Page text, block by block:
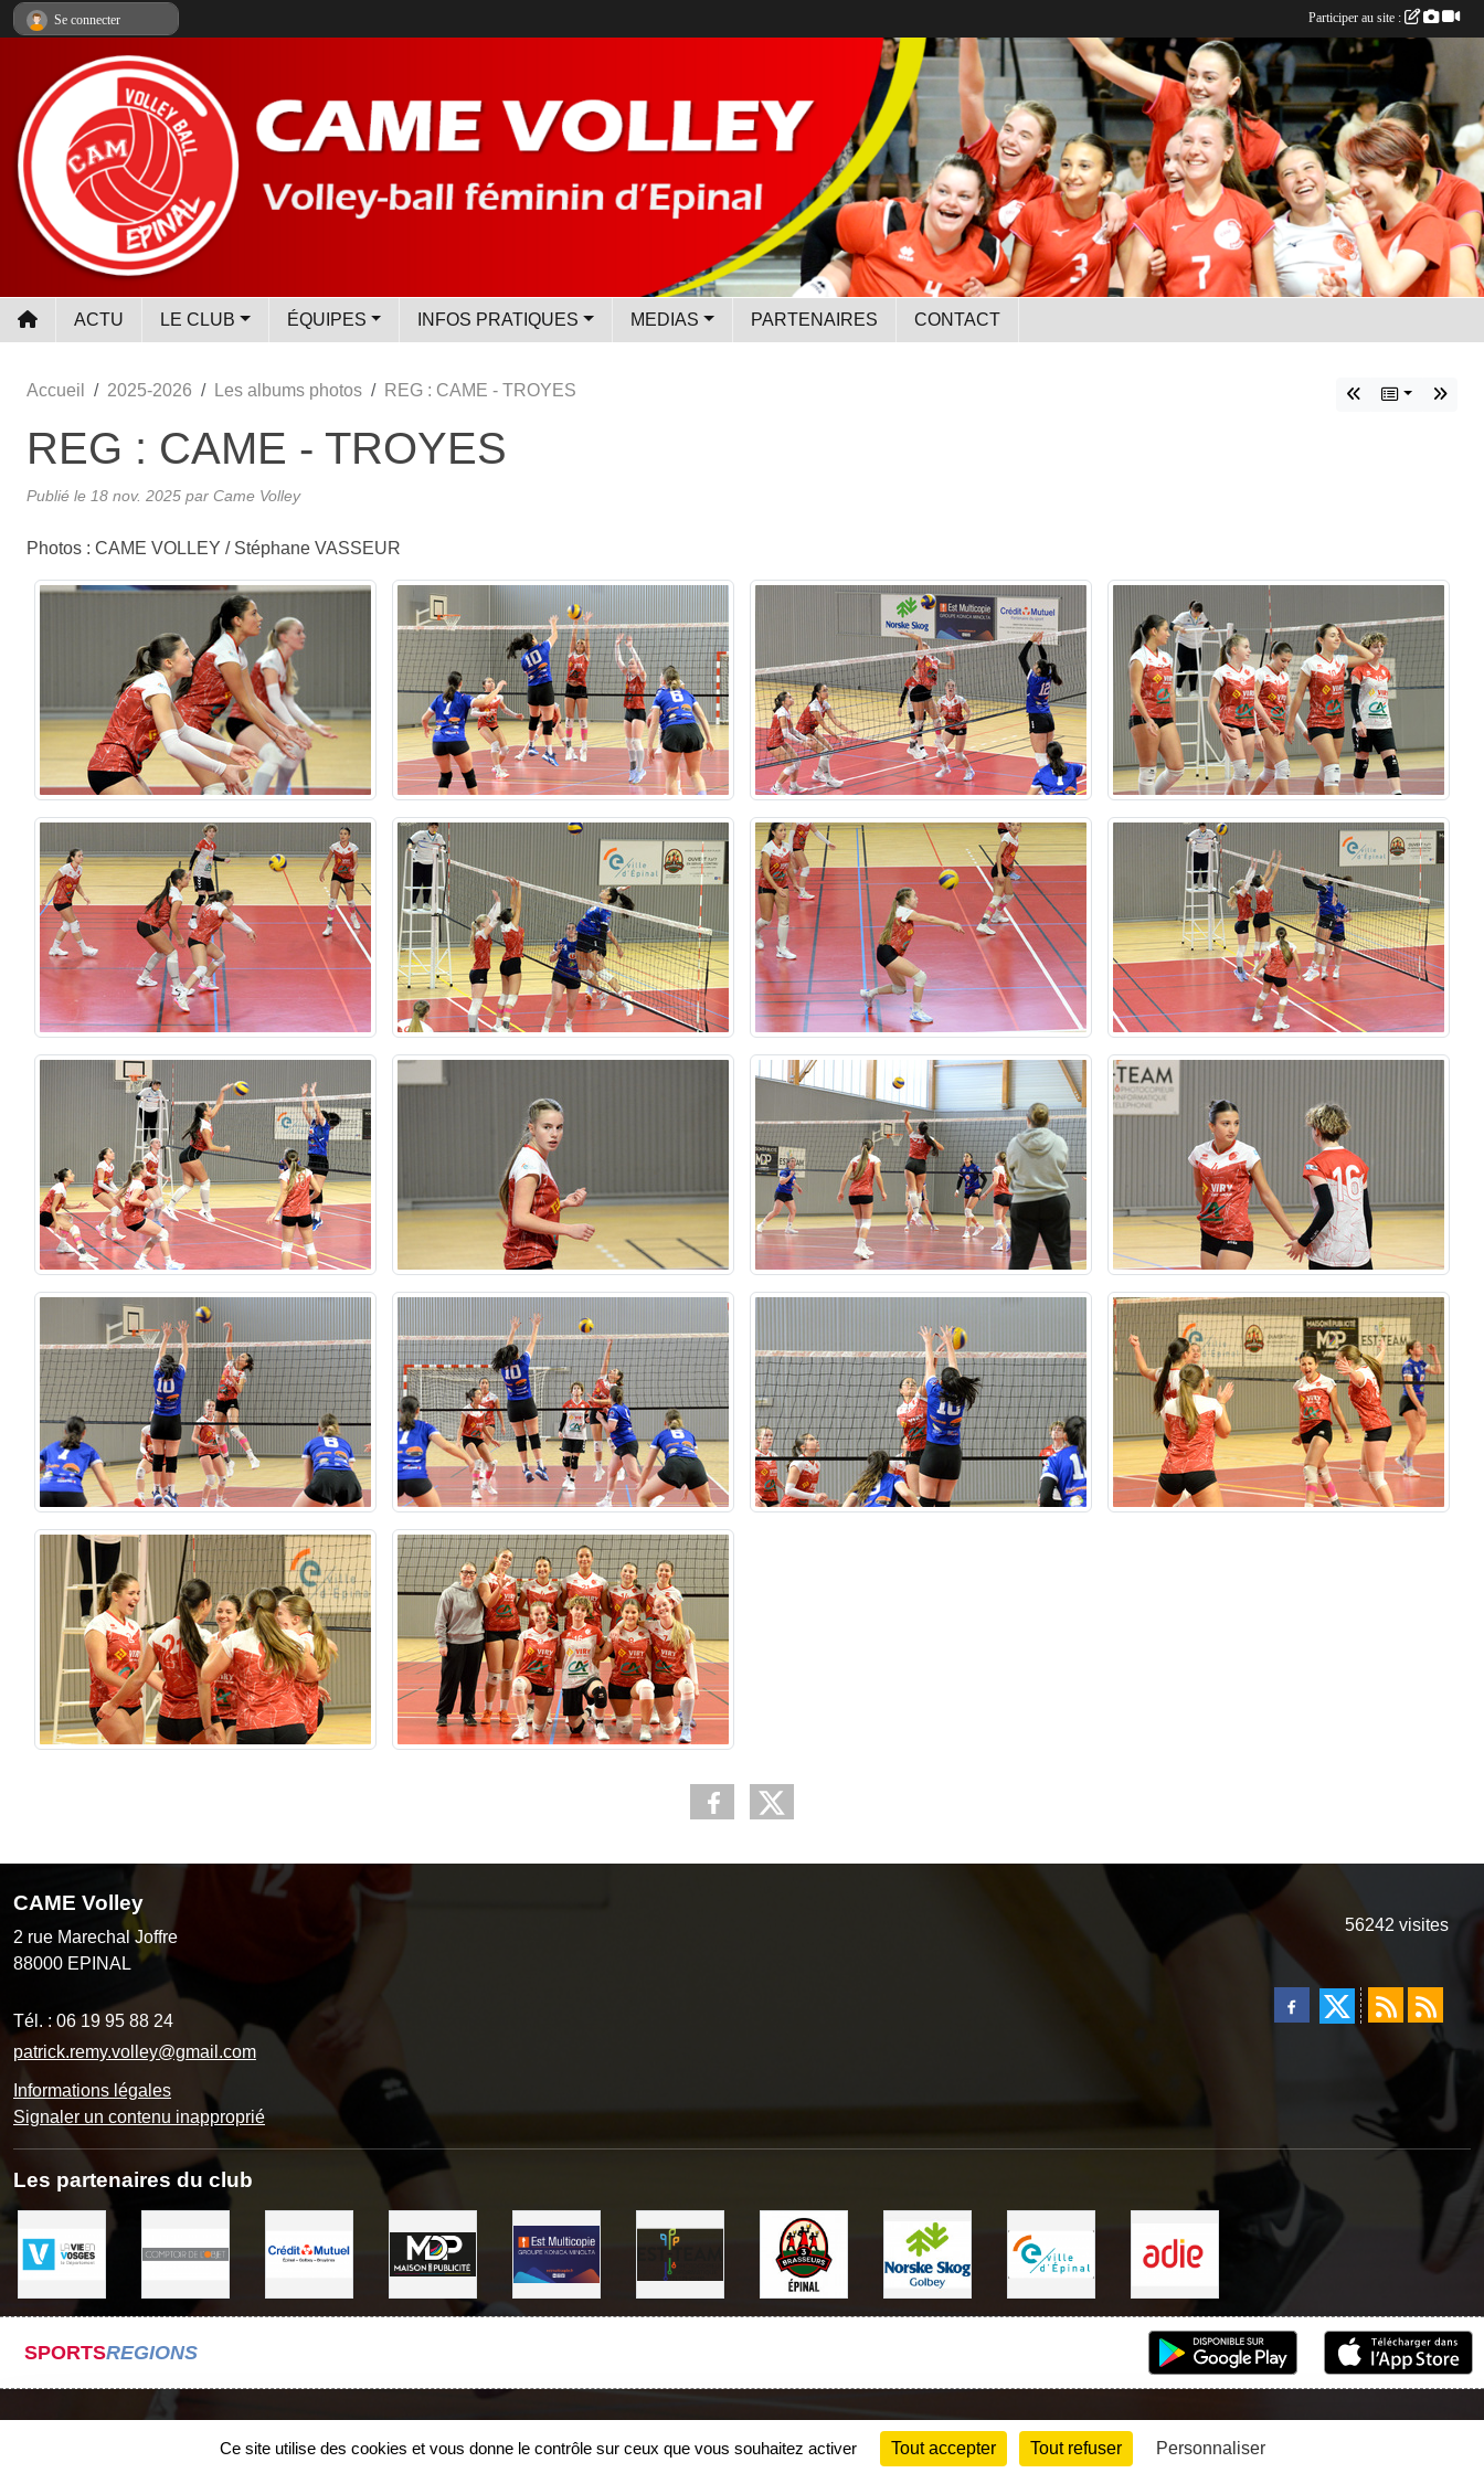
ACTU LE CLUB ÉQUIPES INFOS PRATIQUES MEDIAS PARTENAIRES CONTACT
Accueil 2025-2026 Les albums photos REG : CAME - TROYES
REG : CAME - TROYES
Publié le 18 nov. 2025 par Came Volley
Photos : CAME VOLLEY / Stéphane VASSEUR
CAME Volley
2 rue Marechal Joffre
88000 EPINAL
Tél. :06 19 95 88 24
patrick.remy.volley@gmail.com
Informations légales
Signaler un contenu inapproprié
56242 visites
Les partenaires du club
SPORTSREGIONS
Gestion des cookies
Se connecter Participer au site :
Panneau de gestion des cookies
Ce site utilise des cookies et vous donne le contrôle sur ceux que vous souhaitez activer Tout accepter Tout refuser Personnaliser